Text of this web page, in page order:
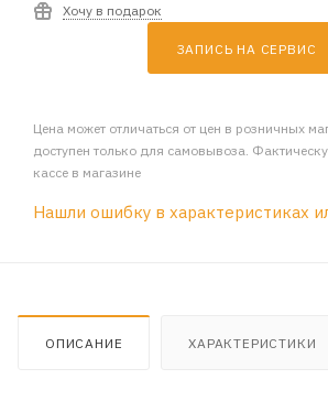
Хочу в подарок
ЗАПИСЬ НА СЕРВИС
Цена может отличаться от цен в розничных
доступен только для самовывоза.
кассе в магазине
Нашли ошибку в характеристиках
ОПИСАНИЕ ХАРАКТЕРИСТИКИ